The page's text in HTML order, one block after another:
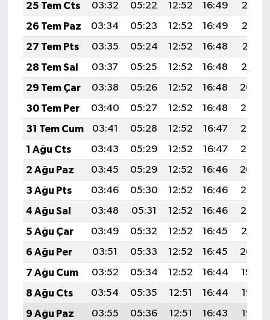
25 Tem Cts
03:32 05:22 12:52 16:49
20:13
26 Tem Paz
03:34 05:23 12:52 16:49
20:12
27 Tem Pts
03:35 05:24 12:52 16:48
20:11
28 Tem Sal
03:37 05:25 12:52 16:48
20:10
29 Tem Çar
03:38 05:26 12:52 16:48
20:09
30 Tem Per
03:40 05:27 12:52 16:48
20:08
31 Tem Cum
03:41 05:28 12:52 16:47
20:07
1 Ağu Cts
03:43 05:29 12:52 16:47
20:06
2 Ağu Paz
03:45 05:29 12:52 16:46
20:04
3 Ağu Pts
03:46 05:30 12:52 16:46
20:03
4 Ağu Sal
03:48 05:31 12:52 16:46
20:02
5 Ağu Çar
03:49 05:32 12:52 16:45
20:01
6 Ağu Per
03:51 05:33 12:52 16:45
20:00
7 Ağu Cum
03:52 05:34 12:52 16:44
19:59
8 Ağu Cts
03:54 05:35 12:51 16:44
19:57
9 Ağu Paz
03:55 05:36 12:51 16:43 19:56